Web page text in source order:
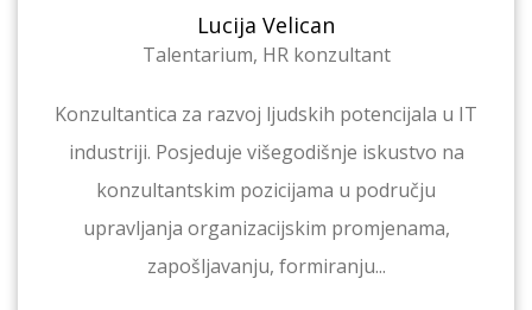
Lucija Velican
Talentarium, HR konzultant
Konzultantica za razvoj ljudskih potencijala u IT
industriji. Posjeduje višegodišnje iskustvo na
konzultantskim pozicijama u području
upravljanja organizacijskim promjenama,
zapošljavanju, formiranju...